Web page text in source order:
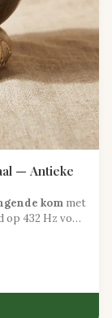
— Antieke
kom met
432 Hz voor